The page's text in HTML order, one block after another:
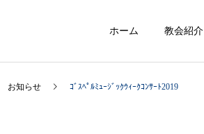
ホーム 教会紹介
お知らせ ｺﾞｽﾍﾟﾙﾐｭｰｼﾞｯｸｳｨｰｸｺﾝｻｰﾄ2019